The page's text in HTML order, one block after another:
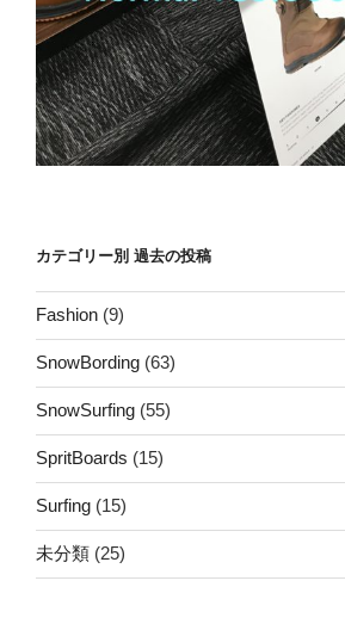
カテゴリー別 過去の投稿
Fashion (9)
SnowBording (63)
SnowSurfing (55)
SpritBoards (15)
Surfing (15)
未分類 (25)